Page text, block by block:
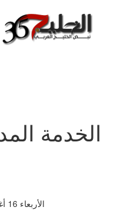
الأربعاء 16 أغسطس 2017 01:55 مساءً